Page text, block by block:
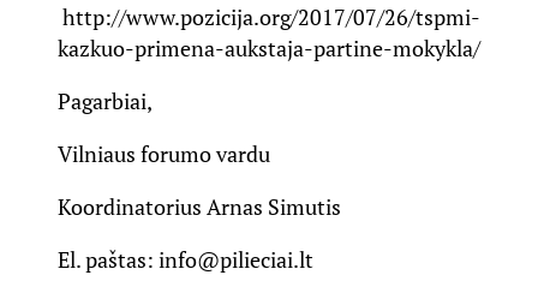
http://www.pozicija.org/2017/07/26/tspmi-
kazkuo-primena-aukstaja-partine-mokykla/
Pagarbiai,
Vilniaus forumo vardu
Koordinatorius Arnas Simutis
El. paštas: info@pilieciai.lt